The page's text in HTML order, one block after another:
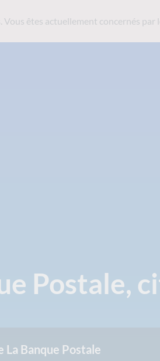
Vous êtes actuellement concernés par
Postale,
La Banque Postale